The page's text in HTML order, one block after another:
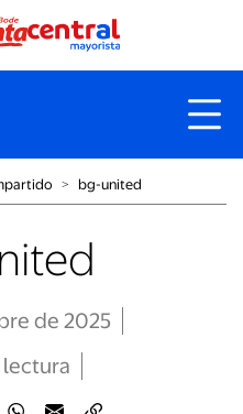
˃ bg-united
de 2025
lectura